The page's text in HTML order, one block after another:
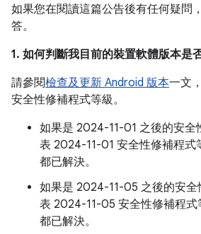
如果您在閱讀這篇公告後有任何疑問
答。
1. 如何判斷我目前的裝置軟體版本是
請參閱檢查及更新 Android 版本一文
安全性修補程式等級。
如果是 2024-11-01 之後的安全
表 2024-11-01 安全性修補程式
都已解決。
如果是 2024-11-05 之後的安全
表 2024-11-05 安全性修補程式
都已解決。